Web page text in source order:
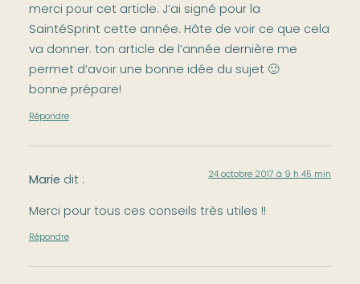
merci pour cet article. J’ai signé pour la
SaintéSprint cette année. Hâte de voir ce que cela
va donner. ton article de l’année dernière me
permet d’avoir une bonne idée du sujet 🙂
bonne prépare!
Répondre
Marie dit : 24 octobre 2017 à 9 h 45 min
Merci pour tous ces conseils très utiles !!
Répondre